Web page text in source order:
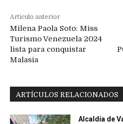
Artículo anterior
Milena Paola Soto: Miss
Turismo Venezuela 2024
lista para conquistar
Malasia
ARTÍCULOS RELACIONADOS
Alcaldía de